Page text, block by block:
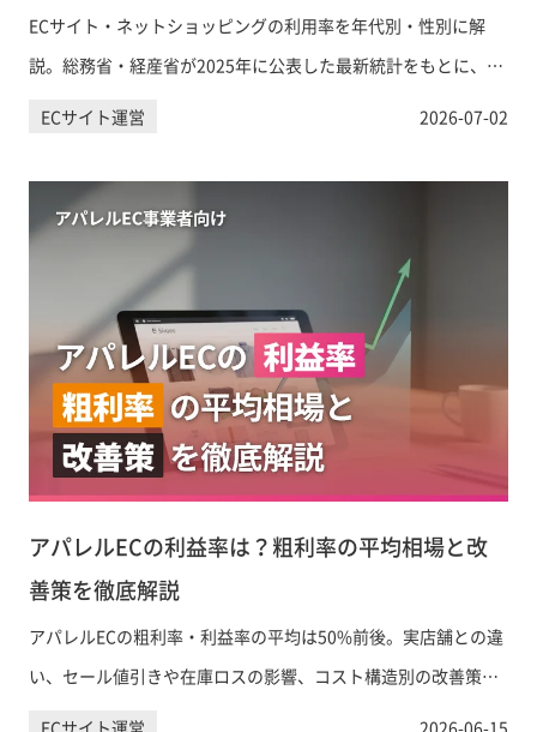
ECサイト・ネットショッピングの利用率を年代別・性別に解
説。総務省・経産省が2025年に公表した最新統計をもとに、購
買傾向・品目別データ・EC市場規模をわかりやすくまとめまし
ECサイト運営 2026-07-02
アパレルECの利益率は？粗利率の平均相場と改
善策を徹底解説
アパレルECの粗利率・利益率の平均は50%前後。実店舗との違
い、セール値引きや在庫ロスの影響、コスト構造別の改善策を
わかりやすく解説。利益率を高めたい方は無料相談へ。
ECサイト運営 2026-06-15